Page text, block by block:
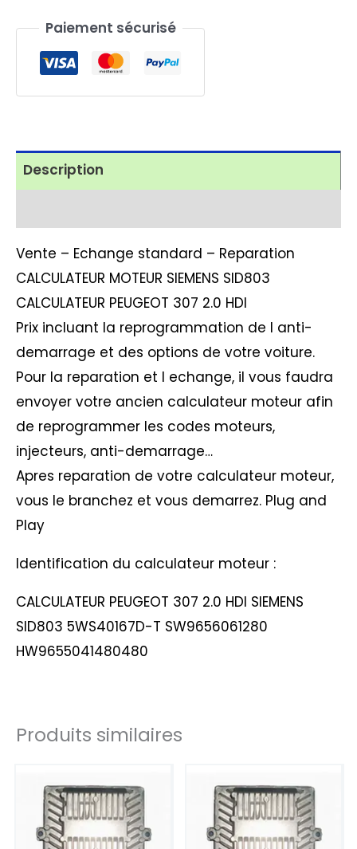
Paiement sécurisé
Description
Vente – Echange standard – Reparation
CALCULATEUR MOTEUR SIEMENS SID803
CALCULATEUR PEUGEOT 307 2.0 HDI
Prix incluant la reprogrammation de l anti-
demarrage et des options de votre voiture.
Pour la reparation et l echange, il vous faudra
envoyer votre ancien calculateur moteur afin
de reprogrammer les codes moteurs,
injecteurs, anti-demarrage…
Apres reparation de votre calculateur moteur,
vous le branchez et vous demarrez. Plug and
Play
Identification du calculateur moteur :
CALCULATEUR PEUGEOT 307 2.0 HDI SIEMENS
SID803 5WS40167D-T SW9656061280
HW9655041480480
Produits similaires